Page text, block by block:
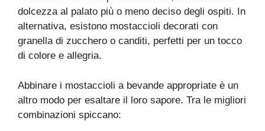
dolcezza al palato più o meno deciso degli ospiti. In
alternativa, esistono mostaccioli decorati con
granella di zucchero o canditi, perfetti per un tocco
di colore e allegria.
Abbinare i mostaccioli a bevande appropriate è un
altro modo per esaltare il loro sapore. Tra le migliori
combinazioni spiccano: